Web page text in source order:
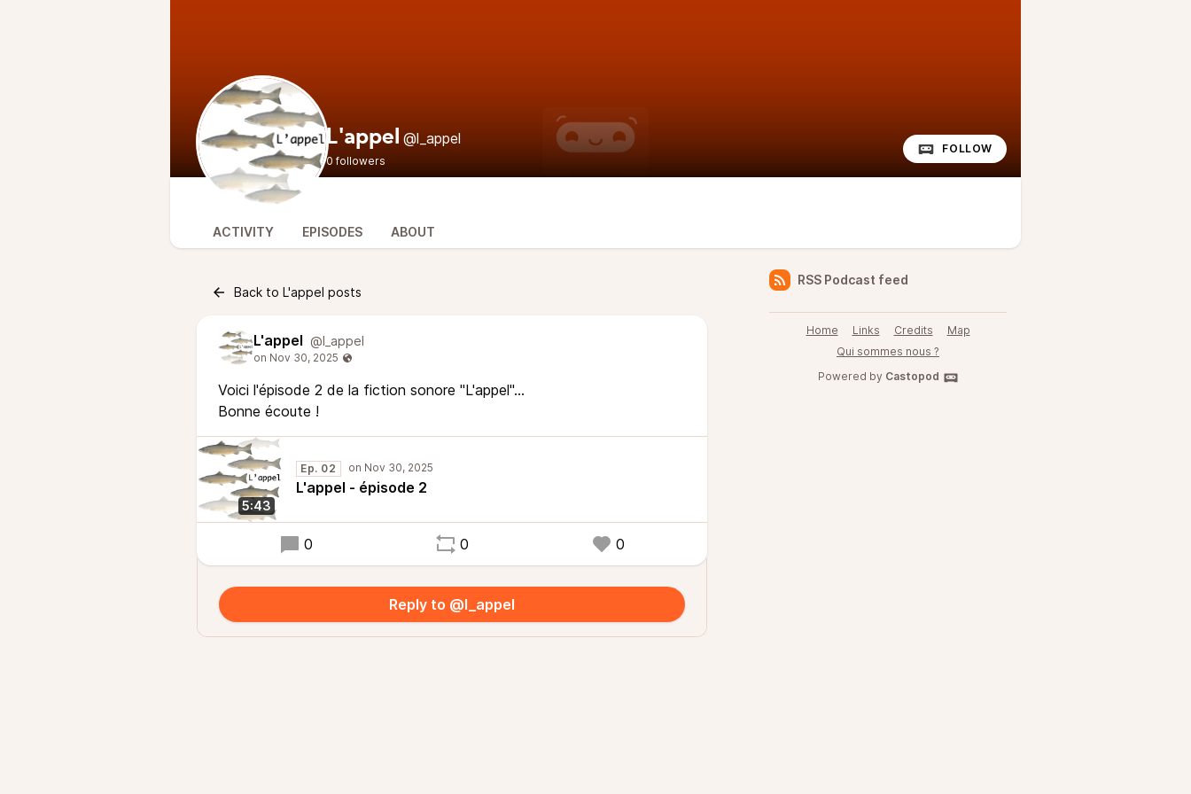
L'appel @l_appel
0 followers
FOLLOW
ACTIVITY EPISODES ABOUT
Back to L'appel posts
L'appel @l_appel
Voici l'épisode 2 de la fiction sonore "L'appel"...
Bonne écoute !
5:43
Ep. 02
L'appel - épisode 2
0 0 0
Reply to @l_appel
RSS Podcast feed
Home Links Credits
Map
Qui sommes nous ?
Powered by Castopod